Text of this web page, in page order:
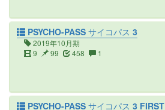
PSYCHO-PASS サイコパス 3
2019年10月期
9
99 458 1
PSYCHO-PASS サイコパス 3 FIRST